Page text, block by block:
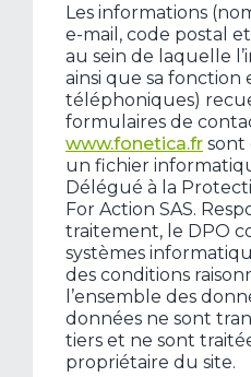
Les informations
e-mail, code postal
au sein de laquelle
ainsi que sa fonction
téléphoniques)
formulaires de
www.fonetica.fr sont
un fichier
Délégué à la
For Action SAS.
traitement, le DPO
systèmes
des conditions
l’ensemble des
données ne sont
tiers et ne sont
propriétaire du site.